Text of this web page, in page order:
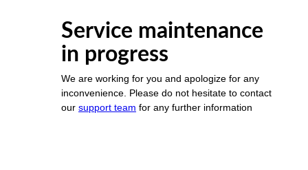
Service maintenance
in progress
We are working for you and apologize for any
inconvenience. Please do not hesitate to contact
our support team for any further information